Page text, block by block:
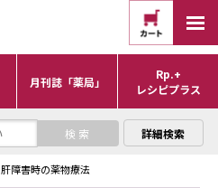
月刊誌「薬局」
Rp.+
レシピプラス
詳細検索
肝障害時の薬物療法